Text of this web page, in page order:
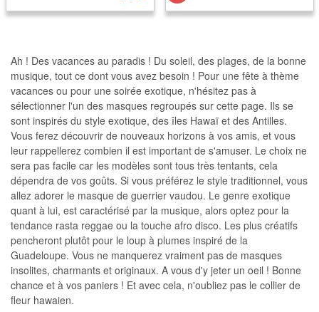
Ah ! Des vacances au paradis ! Du soleil, des plages, de la bonne
musique, tout ce dont vous avez besoin ! Pour une fête à thème
vacances ou pour une soirée exotique, n'hésitez pas à
sélectionner l'un des masques regroupés sur cette page. Ils se
sont inspirés du style exotique, des îles Hawaï et des Antilles.
Vous ferez découvrir de nouveaux horizons à vos amis, et vous
leur rappellerez combien il est important de s'amuser. Le choix ne
sera pas facile car les modèles sont tous très tentants, cela
dépendra de vos goûts. Si vous préférez le style traditionnel, vous
allez adorer le masque de guerrier vaudou. Le genre exotique
quant à lui, est caractérisé par la musique, alors optez pour la
tendance rasta reggae ou la touche afro disco. Les plus créatifs
pencheront plutôt pour le loup à plumes inspiré de la
Guadeloupe. Vous ne manquerez vraiment pas de masques
insolites, charmants et originaux. A vous d'y jeter un oeil ! Bonne
chance et à vos paniers ! Et avec cela, n'oubliez pas le collier de
fleur hawaien.